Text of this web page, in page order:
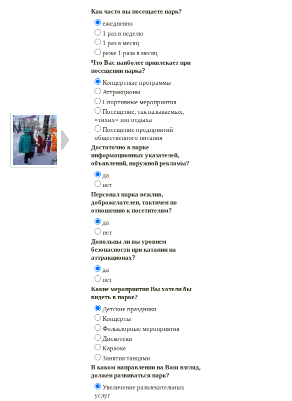
Как часто вы посещаете парк?
ежедневно
1 раз в неделю
1 раз в месяц
реже 1 раза в месяц
Что Вас наиболее привлекает при
посещении парка?
Концертные программы
Аттракционы
Спортивные мероприятия
Посещение, так называемых,
«тихих» зон отдыха
Посещение предприятий
общественного питания
Достаточно в парке
информационных указателей,
объявлений, наружной рекламы?
да
нет
Персонал парка вежлив,
доброжелателен, тактичен по
отношению к посетителям?
да
нет
Довольны ли вы уровнем
безопасности при катании на
аттракционах?
да
нет
Какие мероприятия Вы хотели бы
видеть в парке?
Детские праздники
Концерты
Фольклорные мероприятия
Дискотеки
Караоке
Занятия танцами
В каком направлении на Ваш взгляд,
должен развиваться парк?
Увеличение развлекательных
услуг